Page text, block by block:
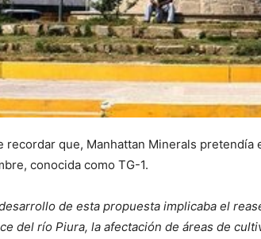
recordar que, Manhattan Minerals pretendía
conocida como TG-1.
de esta propuesta implicaba el
del río Piura, la afectación de áreas de